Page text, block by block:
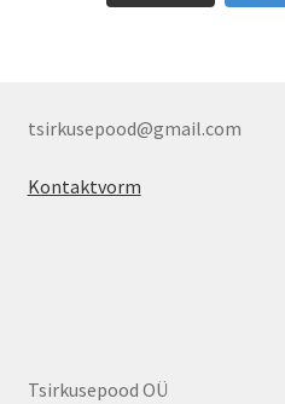
tsirkusepood@gmail.com
Kontaktvorm
Tsirkusepood OÜ